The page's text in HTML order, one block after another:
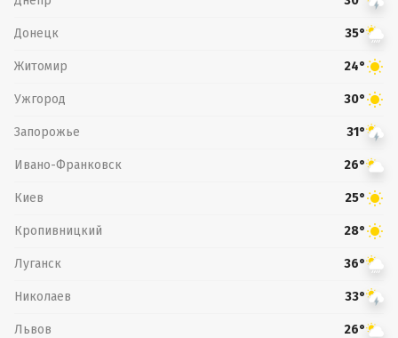
Донецк 35°
Житомир 24°
Ужгород 30°
Запорожье 31°
Ивано-Франковск 26°
Киев 25°
Кропивницкий 28°
Луганск 36°
Николаев 33°
Львов 26°